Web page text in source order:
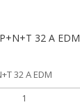
32 A EDM
32 A EDM